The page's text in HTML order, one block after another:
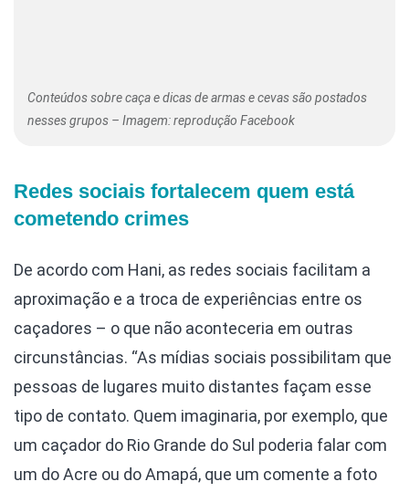
Conteúdos sobre caça e dicas de armas e cevas são postados
nesses grupos – Imagem: reprodução Facebook
Redes sociais fortalecem quem está
cometendo crimes
De acordo com Hani, as redes sociais facilitam a
aproximação e a troca de experiências entre os
caçadores – o que não aconteceria em outras
circunstâncias. “As mídias sociais possibilitam que
pessoas de lugares muito distantes façam esse
tipo de contato. Quem imaginaria, por exemplo, que
um caçador do Rio Grande do Sul poderia falar com
um do Acre ou do Amapá, que um comente a foto